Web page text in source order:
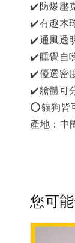
✔️防爆壓
✔️有趣木
✔️通風透
✔️睡覺自
✔️優選密
✔️艙體可
⭕️貓狗皆
產地：中
您可